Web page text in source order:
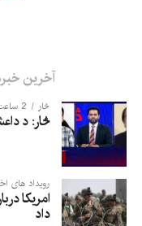
آخرین
څار 2 ساعت ago
څار: د
رویداد های
امریکا
داد